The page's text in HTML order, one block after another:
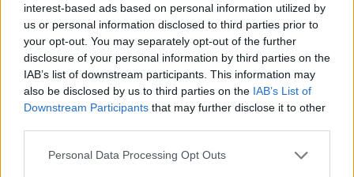
interest-based ads based on personal information utilized by
us or personal information disclosed to third parties prior to
your opt-out. You may separately opt-out of the further
disclosure of your personal information by third parties on the
IAB’s list of downstream participants. This information may
also be disclosed by us to third parties on the IAB’s List of
Downstream Participants that may further disclose it to other
Personal Data Processing Opt Outs